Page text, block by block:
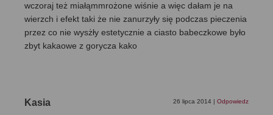
wczoraj też miałąmmrożone wiśnie a więc dałam je na
wierzch i efekt taki że nie zanurzyły się podczas pieczenia
przez co nie wysżły estetycznie a ciasto babeczkowe było
zbyt kakaowe z gorycza kako
Kasia 26 lipca 2014 | Odpowiedz